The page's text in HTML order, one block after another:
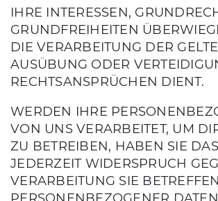
IHRE INTERESSEN,
GRUNDFREIHEITEN
DIE VERARBEITUNG DER
AUSÜBUNG ODER
RECHTSANSPRÜCHEN DIENT.
WERDEN IHRE
VON UNS VERARBEITET, UM
ZU BETREIBEN, HABEN SIE
JEDERZEIT WIDERSPRUCH
VERARBEITUNG SIE